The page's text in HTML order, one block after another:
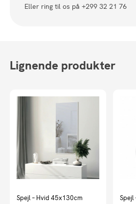
Eller ring til os på +299 32 21 76
Lignende produkter
Spejl – Hvid 45x130cm Spejl